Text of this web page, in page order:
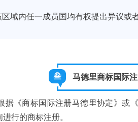
域内任一成员国均有权提出异议或者
叁 马德里商标国际
据《商标国际注册马德里协定》或
行的商标注册。